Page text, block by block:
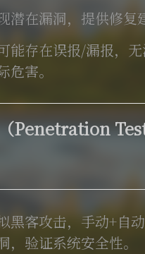
潜在漏洞，提供修复
能存在误报/漏报，
危害。
Penetration
黑客攻击，手动+自
，验证系统安全性。